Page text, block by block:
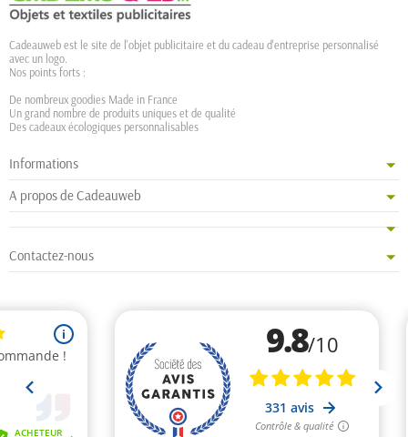
Cadeauweb est le site de l'objet publicitaire et du cadeau d'entreprise personnalisé
avec un logo.
Nos points forts :
De nombreux goodies Made in France
Un grand nombre de produits uniques et de qualité
Des cadeaux écologiques personnalisables
Informations
A propos de Cadeauweb
Contactez-nous